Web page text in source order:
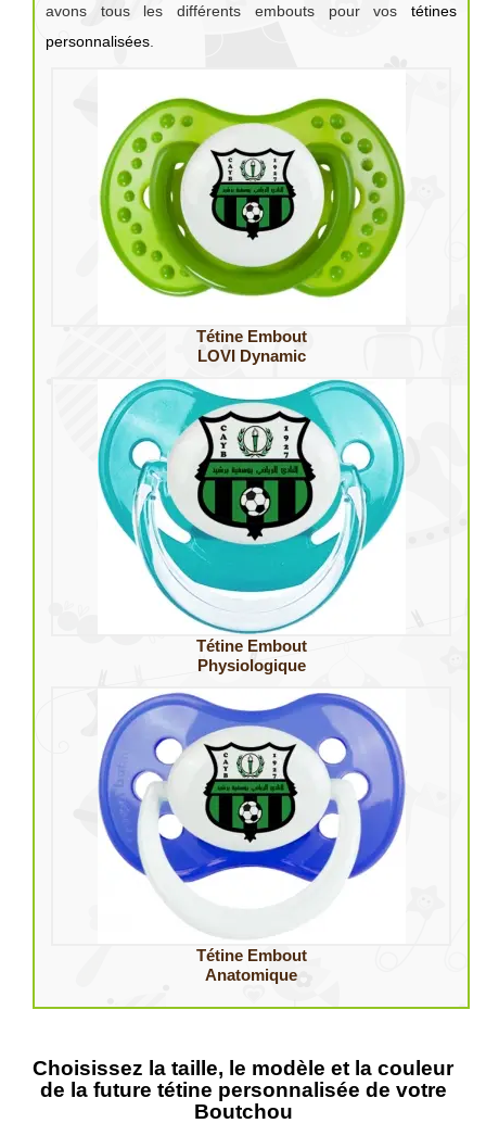
avons tous les différents embouts pour vos tétines
personnalisées
Tétine Embout
LOVI Dynamic
Tétine Embout
Physiologique
Tétine Embout
Anatomique
Choisissez la taille, le modèle et la couleur
de la future tétine personnalisée de votre
Boutchou